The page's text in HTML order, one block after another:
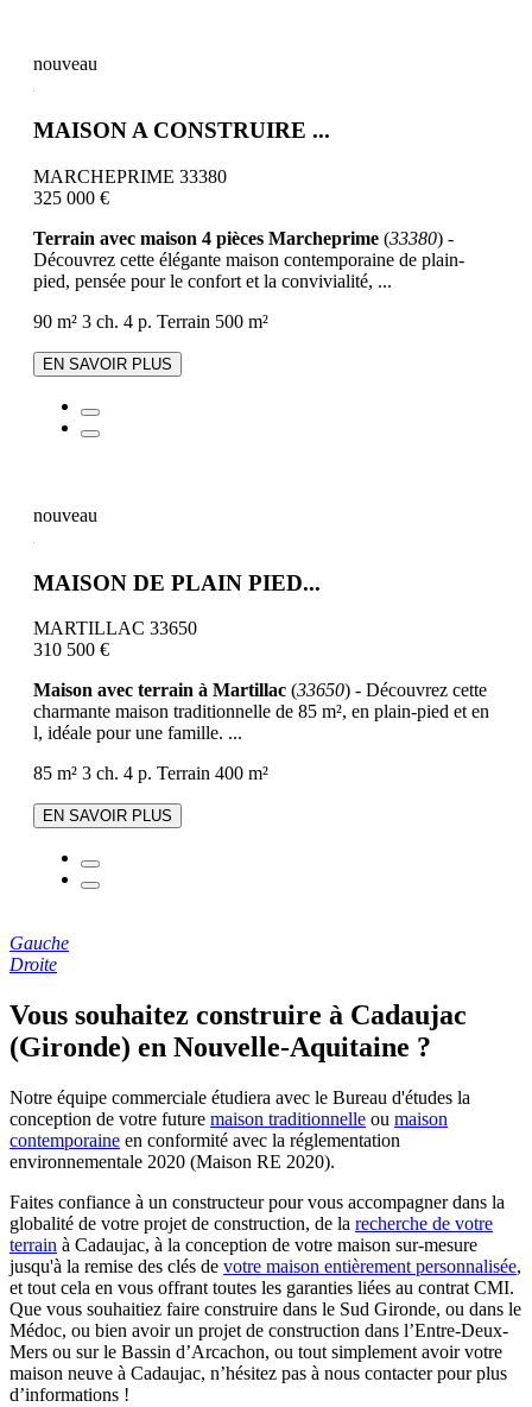
nouveau
MAISON A CONSTRUIRE ...
MARCHEPRIME 33380
325 000 €
Terrain avec maison 4 pièces Marcheprime (33380) -
Découvrez cette élégante maison contemporaine de plain-
pied, pensée pour le confort et la convivialité, ...
90 m² 3 ch. 4 p. Terrain 500 m²
EN SAVOIR PLUS
nouveau
MAISON DE PLAIN PIED...
MARTILLAC 33650
310 500 €
Maison avec terrain à Martillac (33650) - Découvrez cette
charmante maison traditionnelle de 85 m², en plain-pied et en
l, idéale pour une famille. ...
85 m² 3 ch. 4 p. Terrain 400 m²
EN SAVOIR PLUS
Gauche
Droite
Vous souhaitez construire à Cadaujac
(Gironde) en Nouvelle-Aquitaine ?
Notre équipe commerciale étudiera avec le Bureau d'études la
conception de votre future maison traditionnelle ou maison
contemporaine en conformité avec la réglementation
environnementale 2020 (Maison RE 2020).
Faites confiance à un constructeur pour vous accompagner dans la
globalité de votre projet de construction, de la recherche de votre
terrain à Cadaujac, à la conception de votre maison sur-mesure
jusqu'à la remise des clés de votre maison entièrement personnalisée,
et tout cela en vous offrant toutes les garanties liées au contrat CMI.
Que vous souhaitiez faire construire dans le Sud Gironde, ou dans le
Médoc, ou bien avoir un projet de construction dans l’Entre-Deux-
Mers ou sur le Bassin d’Arcachon, ou tout simplement avoir votre
maison neuve à Cadaujac, n’hésitez pas à nous contacter pour plus
d’informations !